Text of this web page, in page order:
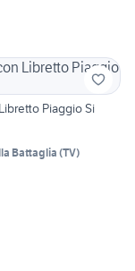
Piaggio Si
Battaglia(TV)